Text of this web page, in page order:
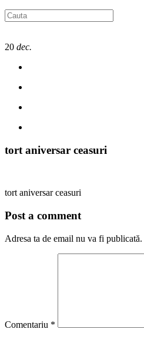
20 dec.
tort aniversar ceasuri
tort aniversar ceasuri
Post a comment
Adresa ta de email nu va fi publicată.
Comentariu *